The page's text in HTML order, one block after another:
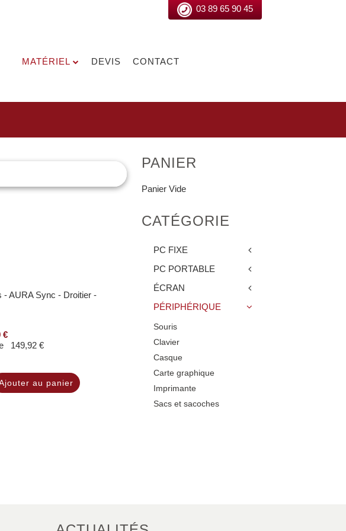
03 89 65 90 45
MATÉRIEL DEVIS CONTACT
- AURA Sync - Droitier -
€
149,92 €
PANIER
Panier Vide
CATÉGORIE
PC FIXE
PC PORTABLE
ÉCRAN
PÉRIPHÉRIQUE
Souris
Clavier
Casque
Carte graphique
Imprimante
Sacs et sacoches